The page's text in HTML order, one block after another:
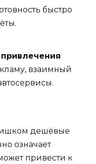
быстро
взаимный
дешёвые
означает
привести к